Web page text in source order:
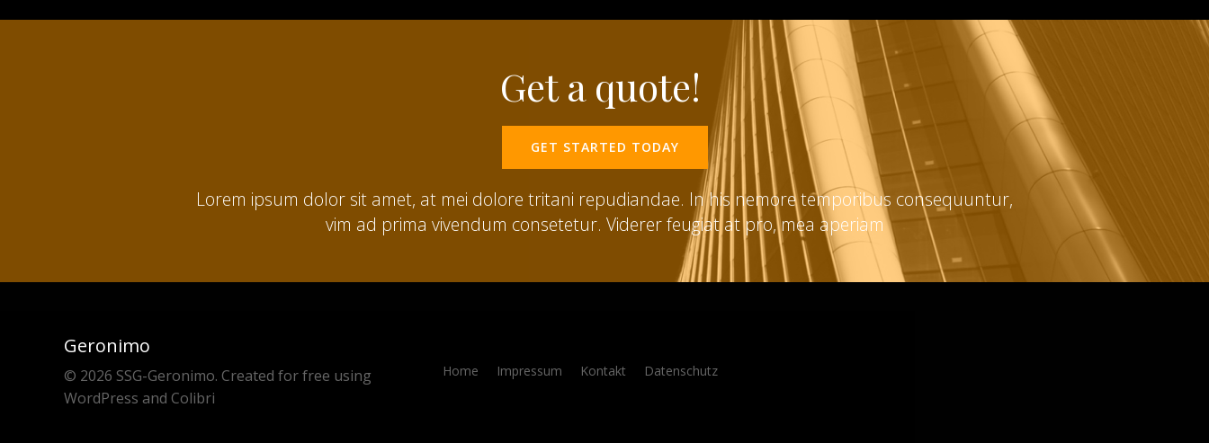
Get a quote!
GET STARTED TODAY
Lorem ipsum dolor sit amet, at mei dolore tritani repudiandae. In his nemore temporibus consequuntur,
vim ad prima vivendum consetetur. Viderer feugiat at pro, mea aperiam
Geronimo
© 2026 SSG-Geronimo. Created for free using
WordPress and Colibri
Home Impressum Kontakt Datenschutz